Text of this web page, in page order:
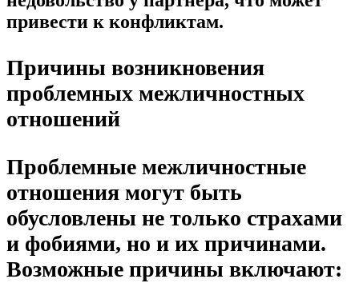
привести к конфликтам.
Причины возникновения
проблемных межличностных
отношений
Проблемные межличностные
отношения могут быть
обусловлены не только страхами
и фобиями, но и их причинами.
Возможные причины включают: